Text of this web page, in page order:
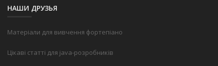
НАШИ ДРУЗЬЯ
Матеріали для вивчення фортепіано
Цікаві статті для java-розробників